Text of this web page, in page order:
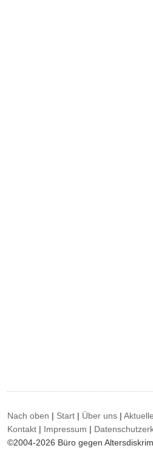
Nach oben | Start | Über uns |
Kontakt | Impressum |
©2004-2026 Büro gegen